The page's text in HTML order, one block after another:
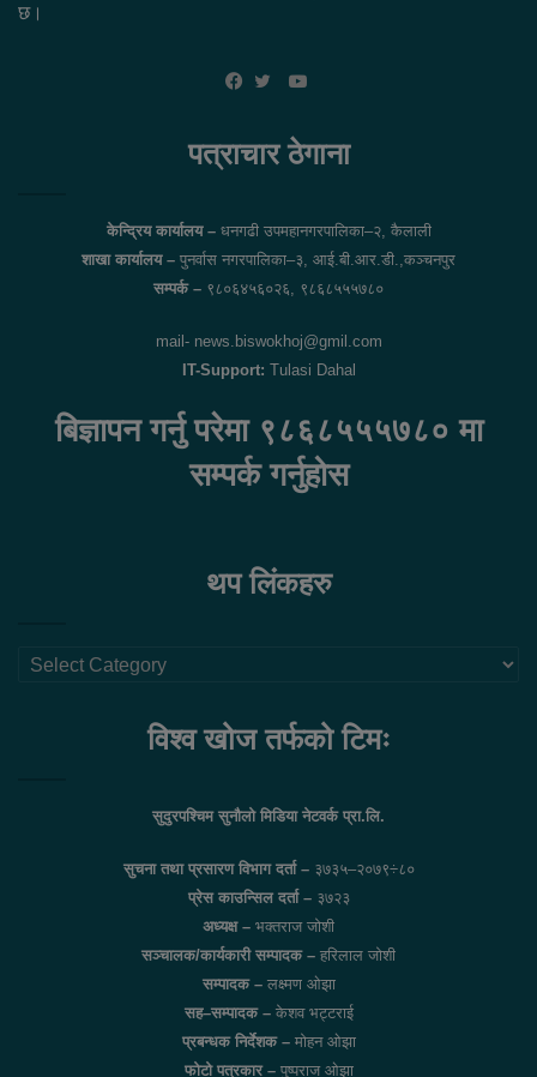
छ।
YouTube
पत्राचार ठेगाना
केन्द्रिय कार्यालय –धनगढी उपमहानगरपालिका–२, कैलाली
शाखा कार्यालय – पुनर्वास नगरपालिका–३, आई.बी.आर.डी.,कञ्चनपुर
सम्पर्क – ९८०६४५६०२६, ९८६८५५५७८०
mail- news.biswokhoj@gmil.com
IT-Support: Tulasi Dahal
बिज्ञापन गर्नु परेमा ९८६८५५५७८० मा
सम्पर्क गर्नुहोस
थप लिंकहरु
थप
विश्व खोज तर्फको टिमः
सुदुरपश्चिम सुनौलो मिडिया नेटवर्क प्रा.लि.
सुचना तथा प्रसारण विभाग दर्ता – ३७३५–२०७९÷८०
प्रेस काउन्सिल दर्ता – ३७२३
अध्यक्ष – भक्तराज जोशी
सञ्चालक/कार्यकारी सम्पादक – हरिलाल जोशी
सम्पादक –लक्ष्मण ओझा
सह–सम्पादक –केशव भट्टराई
प्रबन्धक निर्देशक –मोहन ओझा
फोटो पत्रकार –पुष्पराज ओझा